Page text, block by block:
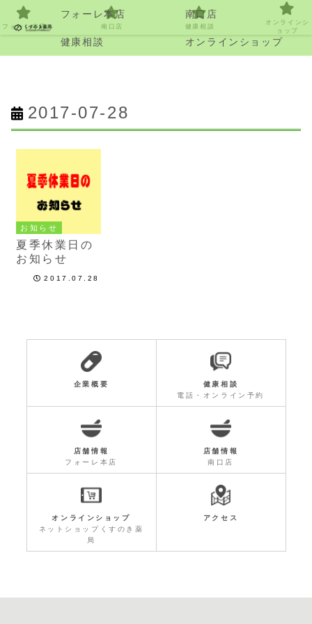
フォーレ本店 南口店
健康相談 オンラインショップ
2017-07-28
お知らせ
夏季休業日の
お知らせ
2017.07.28
企業概要
健康相談
電話・オンライン予約
店舗情報
フォーレ本店
店舗情報
南口店
オンラインショップ
ネットショップくすのき薬
局
アクセス
フォーレ本店 南口店 健康相談
オンラインシ
ョップ